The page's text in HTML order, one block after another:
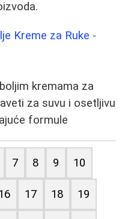
Kreme za Ruke -
kremama za
za suvu i osetljivu
formule
7 8 9 10
17 18 19